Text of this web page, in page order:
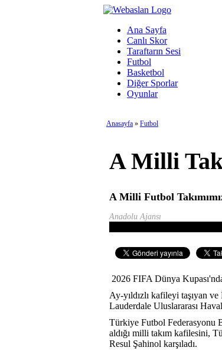
Ana Sayfa
Canlı Skor
Taraftarın Sesi
Futbol
Basketbol
Diğer Sporlar
Oyunlar
Anasayfa » Futbol
A Milli
A Milli Futbol
Anadolu Ajansı
2026 FIFA Dünya
Ay-yıldızlı kafileyi taşıyan
Lauderdale Uluslararası
Türkiye Futbol Federasyonu
aldığı milli takım kafilesini,
Resul Şahinol karşıladı.